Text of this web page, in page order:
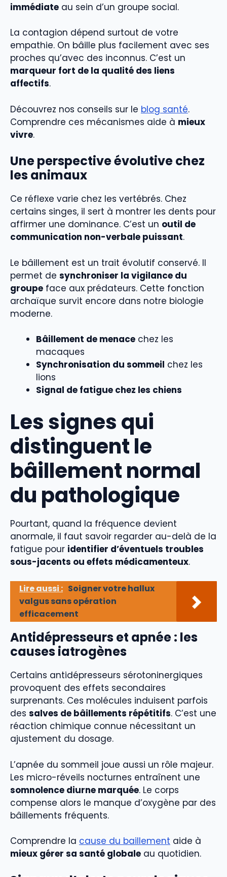
immédiate au sein d’un groupe social.
La contagion dépend surtout de votre
empathie. On bâille plus facilement avec ses
proches qu’avec des inconnus. C’est un
marqueur fort de la qualité des liens
affectifs.
Découvrez nos conseils sur le blog santé.
Comprendre ces mécanismes aide à mieux
vivre.
Une perspective évolutive chez
les animaux
Ce réflexe varie chez les vertébrés. Chez
certains singes, il sert à montrer les dents pour
affirmer une dominance. C’est un outil de
communication non-verbale puissant.
Le bâillement est un trait évolutif conservé. Il
permet de synchroniser la vigilance du
groupe face aux prédateurs. Cette fonction
archaïque survit encore dans notre biologie
moderne.
Bâillement de menace chez les
macaques
Synchronisation du sommeil chez les
lions
Signal de fatigue chez les chiens
Les signes qui
distinguent le
bâillement normal
du pathologique
Pourtant, quand la fréquence devient
anormale, il faut savoir regarder au-delà de la
fatigue pour identifier d’éventuels troubles
sous-jacents ou effets médicamenteux.
Lire aussi : Soigner votre hallux
valgus sans opération
efficacement
Antidépresseurs et apnée : les
causes iatrogènes
Certains antidépresseurs sérotoninergiques
provoquent des effets secondaires
surprenants. Ces molécules induisent parfois
des salves de bâillements répétitifs. C’est une
réaction chimique connue nécessitant un
ajustement du dosage.
L’apnée du sommeil joue aussi un rôle majeur.
Les micro-réveils nocturnes entraînent une
somnolence diurne marquée. Le corps
compense alors le manque d’oxygène par des
bâillements fréquents.
Comprendre la cause du baillement aide à
mieux gérer sa santé globale au quotidien.